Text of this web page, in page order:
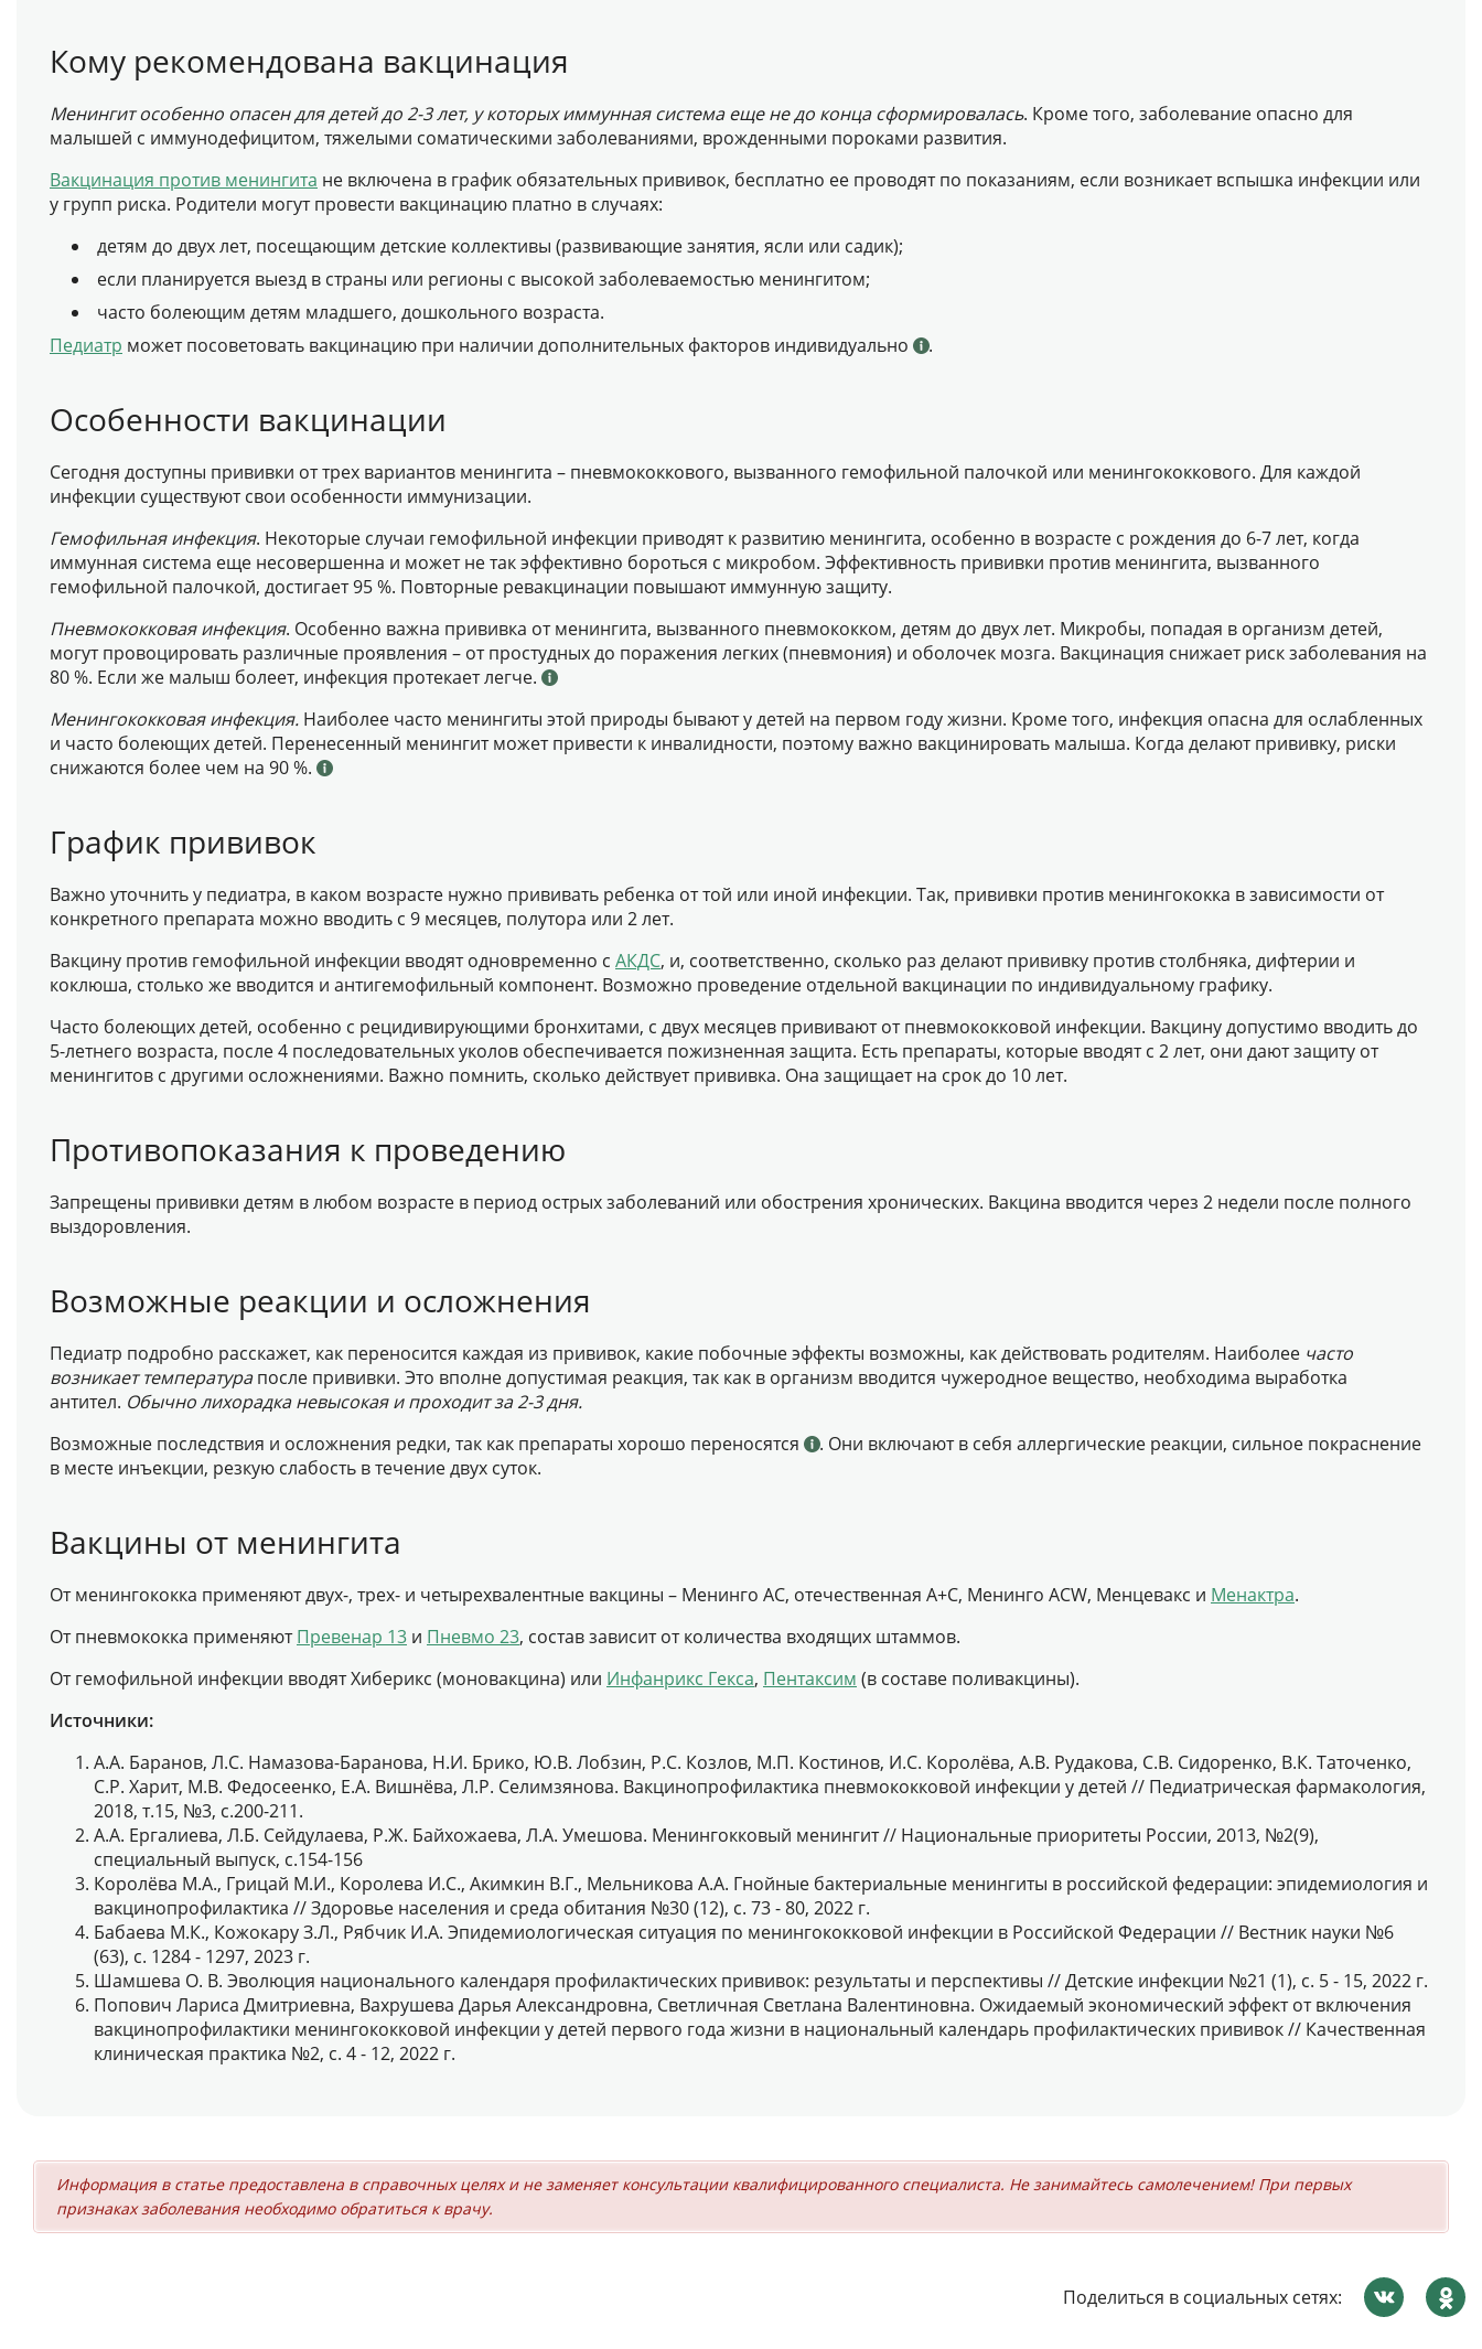
Кому рекомендована вакцинация
Менингит особенно опасен для детей до 2-3 лет, у которых иммунная система еще не до конца сформировалась. Кроме того, заболевание опасно для
малышей с иммунодефицитом, тяжелыми соматическими заболеваниями, врожденными пороками развития.
Вакцинация против менингита не включена в график обязательных прививок, бесплатно ее проводят по показаниям, если возникает вспышка инфекции или
у групп риска. Родители могут провести вакцинацию платно в случаях:
детям до двух лет, посещающим детские коллективы (развивающие занятия, ясли или садик);
если планируется выезд в страны или регионы с высокой заболеваемостью менингитом;
часто болеющим детям младшего, дошкольного возраста.
Педиатр может посоветовать вакцинацию при наличии дополнительных факторов индивидуально .
Особенности вакцинации
Сегодня доступны прививки от трех вариантов менингита – пневмококкового, вызванного гемофильной палочкой или менингококкового. Для каждой
инфекции существуют свои особенности иммунизации.
Гемофильная инфекция. Некоторые случаи гемофильной инфекции приводят к развитию менингита, особенно в возрасте с рождения до 6-7 лет, когда
иммунная система еще несовершенна и может не так эффективно бороться с микробом. Эффективность прививки против менингита, вызванного
гемофильной палочкой, достигает 95 %. Повторные ревакцинации повышают иммунную защиту.
Пневмококковая инфекция. Особенно важна прививка от менингита, вызванного пневмококком, детям до двух лет. Микробы, попадая в организм детей,
могут провоцировать различные проявления – от простудных до поражения легких (пневмония) и оболочек мозга. Вакцинация снижает риск заболевания на
80 %. Если же малыш болеет, инфекция протекает легче.
Менингококковая инфекция. Наиболее часто менингиты этой природы бывают у детей на первом году жизни. Кроме того, инфекция опасна для ослабленных
и часто болеющих детей. Перенесенный менингит может привести к инвалидности, поэтому важно вакцинировать малыша. Когда делают прививку, риски
снижаются более чем на 90 %.
График прививок
Важно уточнить у педиатра, в каком возрасте нужно прививать ребенка от той или иной инфекции. Так, прививки против менингококка в зависимости от
конкретного препарата можно вводить с 9 месяцев, полутора или 2 лет.
Вакцину против гемофильной инфекции вводят одновременно с АКДС, и, соответственно, сколько раз делают прививку против столбняка, дифтерии и
коклюша, столько же вводится и антигемофильный компонент. Возможно проведение отдельной вакцинации по индивидуальному графику.
Часто болеющих детей, особенно с рецидивирующими бронхитами, с двух месяцев прививают от пневмококковой инфекции. Вакцину допустимо вводить до
5-летнего возраста, после 4 последовательных уколов обеспечивается пожизненная защита. Есть препараты, которые вводят с 2 лет, они дают защиту от
менингитов с другими осложнениями. Важно помнить, сколько действует прививка. Она защищает на срок до 10 лет.
Противопоказания к проведению
Запрещены прививки детям в любом возрасте в период острых заболеваний или обострения хронических. Вакцина вводится через 2 недели после полного
выздоровления.
Возможные реакции и осложнения
Педиатр подробно расскажет, как переносится каждая из прививок, какие побочные эффекты возможны, как действовать родителям. Наиболее часто
возникает температурапосле прививки. Это вполне допустимая реакция, так как в организм вводится чужеродное вещество, необходима выработка
антител. Обычно лихорадка невысокая и проходит за 2-3 дня.
Возможные последствия и осложнения редки, так как препараты хорошо переносятся
. Они включают в себя аллергические реакции, сильное покраснение
в месте инъекции, резкую слабость в течение двух суток.
Вакцины от менингита
От менингококка применяют двух-, трех- и четырехвалентные вакцины – Менинго АС, отечественная А+С, Менинго АСW, Менцевакс и Менактра.
От пневмококка применяютПревенар 13 и Пневмо 23, состав зависит от количества входящих штаммов.
От гемофильной инфекции вводят Хиберикс (моновакцина) или Инфанрикс Гекса, Пентаксим (в составе поливакцины).
Источники:
А.А. Баранов, Л.С. Намазова-Баранова, Н.И. Брико, Ю.В. Лобзин, Р.С. Козлов, М.П. Костинов, И.С. Королёва, А.В. Рудакова, С.В. Сидоренко, В.К. Таточенко,
С.Р. Харит, М.В. Федосеенко, Е.А. Вишнёва, Л.Р. Селимзянова. Вакцинопрофилактика пневмококковой инфекции у детей // Педиатрическая фармакология,
2018, т.15, №3, с.200-211.
А.А. Ергалиева, Л.Б. Сейдулаева, Р.Ж. Байхожаева, Л.А. Умешова. Менингокковый менингит // Национальные приоритеты России, 2013, №2(9),
специальный выпуск, с.154-156
Королёва М.А., Грицай М.И., Королева И.С., Акимкин В.Г., Мельникова А.А. Гнойные бактериальные менингиты в российской федерации: эпидемиология и
вакцинопрофилактика // Здоровье населения и среда обитания №30 (12), с. 73 - 80, 2022 г.
Бабаева М.К., Кожокару З.Л., Рябчик И.А. Эпидемиологическая ситуация по менингококковой инфекции в Российской Федерации // Вестник науки №6
(63), с. 1284 - 1297, 2023 г.
Шамшева О. В. Эволюция национального календаря профилактических прививок: результаты и перспективы // Детские инфекции №21 (1), с. 5 - 15, 2022 г.
Попович Лариса Дмитриевна, Вахрушева Дарья Александровна, Светличная Светлана Валентиновна. Ожидаемый экономический эффект от включения
вакцинопрофилактики менингококковой инфекции у детей первого года жизни в национальный календарь профилактических прививок // Качественная
клиническая практика №2, с. 4 - 12, 2022 г.
Информация в статье предоставлена в справочных целях и не заменяет консультации квалифицированного специалиста. Не занимайтесь самолечением! При первых
признаках заболевания необходимо обратиться к врачу.
Поделиться в социальных сетях: